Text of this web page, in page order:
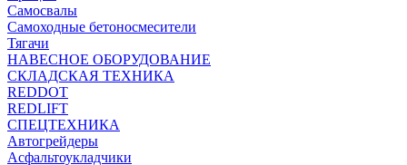
Самосвалы
Самоходные бетоносмесители
Тягачи
НАВЕСНОЕ ОБОРУДОВАНИЕ
СКЛАДСКАЯ ТЕХНИКА
REDDOT
REDLIFT
СПЕЦТЕХНИКА
Автогрейдеры
Асфальтоукладчики